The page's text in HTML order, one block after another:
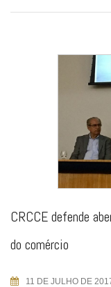
CRCCE defende
do comércio
11 DE JULHO DE